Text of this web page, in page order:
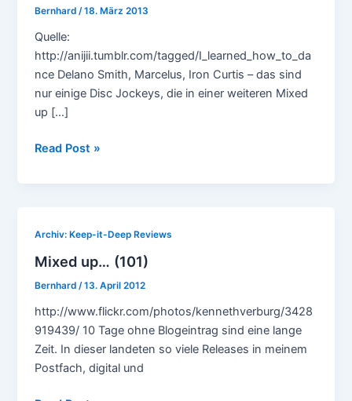
Bernhard/18. März 2013
Quelle:
http://anijii.tumblr.com/tagged/I_learned_how_to_da
nce Delano Smith, Marcelus, Iron Curtis – das sind
nur einige Disc Jockeys, die in einer weiteren Mixed
up […]
Mixed
Read Post »
Archiv: Keep-it-Deep Reviews
Mixed up… (101)
Bernhard/13. April 2012
http://www.flickr.com/photos/kennethverburg/3428
919439/ 10 Tage ohne Blogeintrag sind eine lange
Zeit. In dieser landeten so viele Releases in meinem
Postfach, digital und